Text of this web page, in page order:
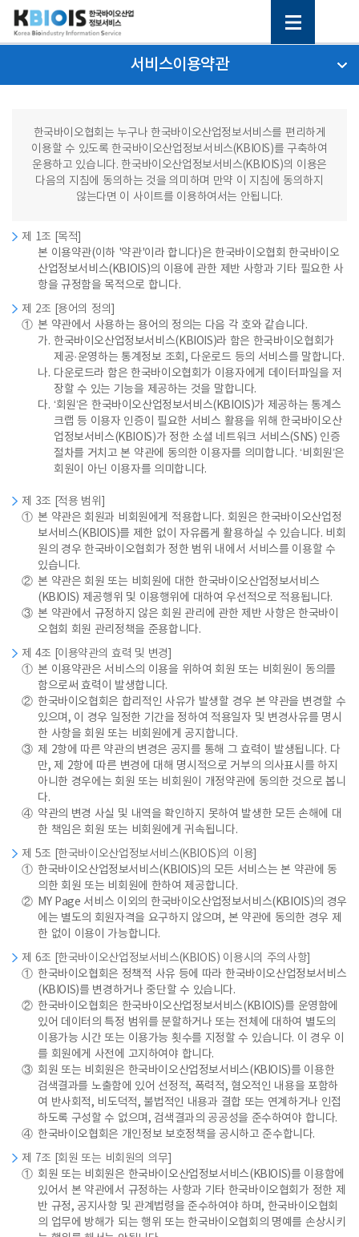
서비스이용약관
한국바이오협회는 누구나 한국바이오산업정보서비스를 편리하게
이용할 수 있도록 한국바이오산업정보서비스(KBIOIS)를 구축하여
운용하고 있습니다. 한국바이오산업정보서비스(KBIOIS)의 이용은
다음의 지침에 동의하는 것을 의미하며 만약 이 지침에 동의하지
않는다면 이 사이트를 이용하여서는 안됩니다.
제 1조 [목적]
본 이용약관(이하 '약관'이라 합니다)은 한국바이오협회 한국바이오
산업정보서비스(KBIOIS)의 이용에 관한 제반 사항과 기타 필요한 사
항을 규정함을 목적으로 합니다.
제 2조 [용어의 정의]
① 본 약관에서 사용하는 용어의 정의는 다음 각 호와 같습니다.
가. 한국바이오산업정보서비스(KBIOIS)라 함은 한국바이오협회가
제공·운영하는 통계정보 조회, 다운로드 등의 서비스를 말합니다.
나. 다운로드라 함은 한국바이오협회가 이용자에게 데이터파일을 저
장할 수 있는 기능을 제공하는 것을 말합니다.
다. ‘회원’은 한국바이오산업정보서비스(KBIOIS)가 제공하는 통계스
크랩 등 이용자 인증이 필요한 서비스 활용을 위해 한국바이오산
업정보서비스(KBIOIS)가 정한 소셜 네트워크 서비스(SNS) 인증
절차를 거치고 본 약관에 동의한 이용자를 의미합니다. ‘비회원’은
회원이 아닌 이용자를 의미합니다.
제 3조 [적용 범위]
① 본 약관은 회원과 비회원에게 적용합니다. 회원은 한국바이오산업정
보서비스(KBIOIS)를 제한 없이 자유롭게 활용하실 수 있습니다. 비회
원의 경우 한국바이오협회가 정한 범위 내에서 서비스를 이용할 수
있습니다.
② 본 약관은 회원 또는 비회원에 대한 한국바이오산업정보서비스
(KBIOIS) 제공행위 및 이용행위에 대하여 우선적으로 적용됩니다.
③ 본 약관에서 규정하지 않은 회원 관리에 관한 제반 사항은 한국바이
오협회 회원 관리정책을 준용합니다.
제 4조 [이용약관의 효력 및 변경]
① 본 이용약관은 서비스의 이용을 위하여 회원 또는 비회원이 동의를
함으로써 효력이 발생합니다.
② 한국바이오협회은 합리적인 사유가 발생할 경우 본 약관을 변경할 수
있으며, 이 경우 일정한 기간을 정하여 적용일자 및 변경사유를 명시
한 사항을 회원 또는 비회원에게 공지합니다.
③ 제 2항에 따른 약관의 변경은 공지를 통해 그 효력이 발생됩니다. 다
만, 제 2항에 따른 변경에 대해 명시적으로 거부의 의사표시를 하지
아니한 경우에는 회원 또는 비회원이 개정약관에 동의한 것으로 봅니
다.
④ 약관의 변경 사실 및 내역을 확인하지 못하여 발생한 모든 손해에 대
한 책임은 회원 또는 비회원에게 귀속됩니다.
제 5조 [한국바이오산업정보서비스(KBIOIS)의 이용]
① 한국바이오산업정보서비스(KBIOIS)의 모든 서비스는 본 약관에 동
의한 회원 또는 비회원에 한하여 제공합니다.
② MY Page 서비스 이외의 한국바이오산업정보서비스(KBIOIS)의 경우
에는 별도의 회원자격을 요구하지 않으며, 본 약관에 동의한 경우 제
한 없이 이용이 가능합니다.
제 6조 [한국바이오산업정보서비스(KBIOIS) 이용시의 주의사항]
① 한국바이오협회은 정책적 사유 등에 따라 한국바이오산업정보서비스
(KBIOIS)를 변경하거나 중단할 수 있습니다.
② 한국바이오협회은 한국바이오산업정보서비스(KBIOIS)를 운영함에
있어 데이터의 특정 범위를 분할하거나 또는 전체에 대하여 별도의
이용가능 시간 또는 이용가능 횟수를 지정할 수 있습니다. 이 경우 이
를 회원에게 사전에 고지하여야 합니다.
③ 회원 또는 비회원은 한국바이오산업정보서비스(KBIOIS)를 이용한
검색결과를 노출함에 있어 선정적, 폭력적, 혐오적인 내용을 포함하
여 반사회적, 비도덕적, 불법적인 내용과 결합 또는 연계하거나 인접
하도록 구성할 수 없으며, 검색결과의 공공성을 준수하여야 합니다.
④ 한국바이오협회은 개인정보 보호정책을 공시하고 준수합니다.
제 7조 [회원 또는 비회원의 의무]
① 회원 또는 비회원은 한국바이오산업정보서비스(KBIOIS)를 이용함에
있어서 본 약관에서 규정하는 사항과 기타 한국바이오협회가 정한 제
반 규정, 공지사항 및 관계법령을 준수하여야 하며, 한국바이오협회
의 업무에 방해가 되는 행위 또는 한국바이오협회의 명예를 손상시키